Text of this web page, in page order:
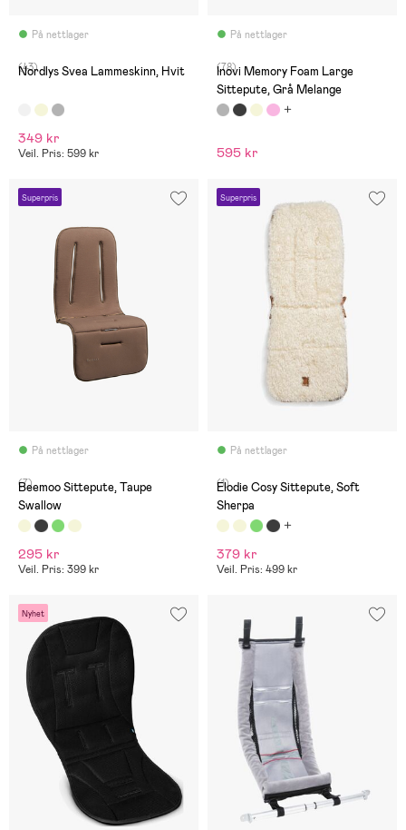
På nettlager
(43)
Nordlys Svea Lammeskinn, Hvit
349 kr
Veil. Pris: 599 kr
På nettlager
(78)
Inovi Memory Foam Large
Sittepute, Grå Melange
595 kr
Superpris
På nettlager
(7)
Beemoo Sittepute, Taupe
Swallow
295 kr
Veil. Pris: 399 kr
Superpris
På nettlager
(1)
Elodie Cosy Sittepute, Soft
Sherpa
379 kr
Veil. Pris: 499 kr
Nyhet